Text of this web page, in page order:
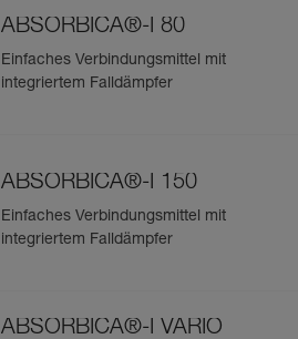
ABSORBICA®-I 80
Einfaches Verbindungsmittel mit
integriertem Falldämpfer
ABSORBICA®-I 150
Einfaches Verbindungsmittel mit
integriertem Falldämpfer
ABSORBICA®-I VARIO